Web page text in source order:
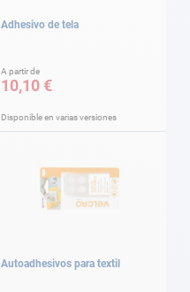
Adhesivo de tela
A partir de
10,10 €
Disponible en varias versiones
Autoadhesivos para textil